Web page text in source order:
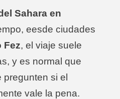
Sahara en
eesde ciudades
Fez, el viaje suele
y es normal que
pregunten si el
vale la pena.